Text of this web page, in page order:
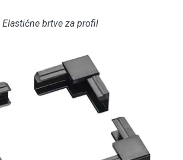
Elastične brtve za profil